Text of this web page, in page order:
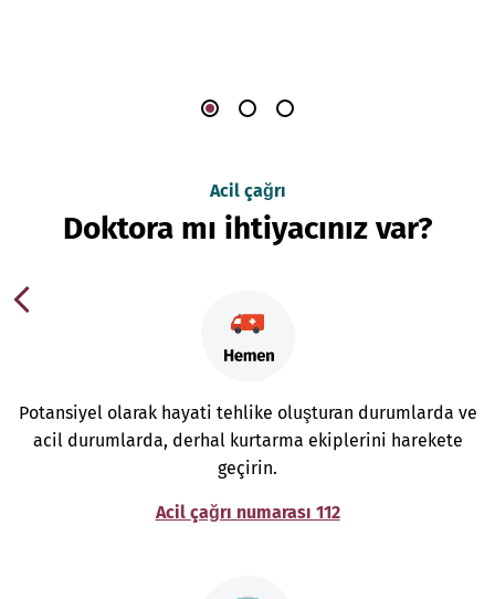
Acil çağrı
Doktora mı ihtiyacınız var?
Potansiyel olarak hayati tehlike oluşturan durumlarda ve
acil durumlarda, derhal kurtarma ekiplerini harekete
geçirin.
Acil çağrı numarası 112